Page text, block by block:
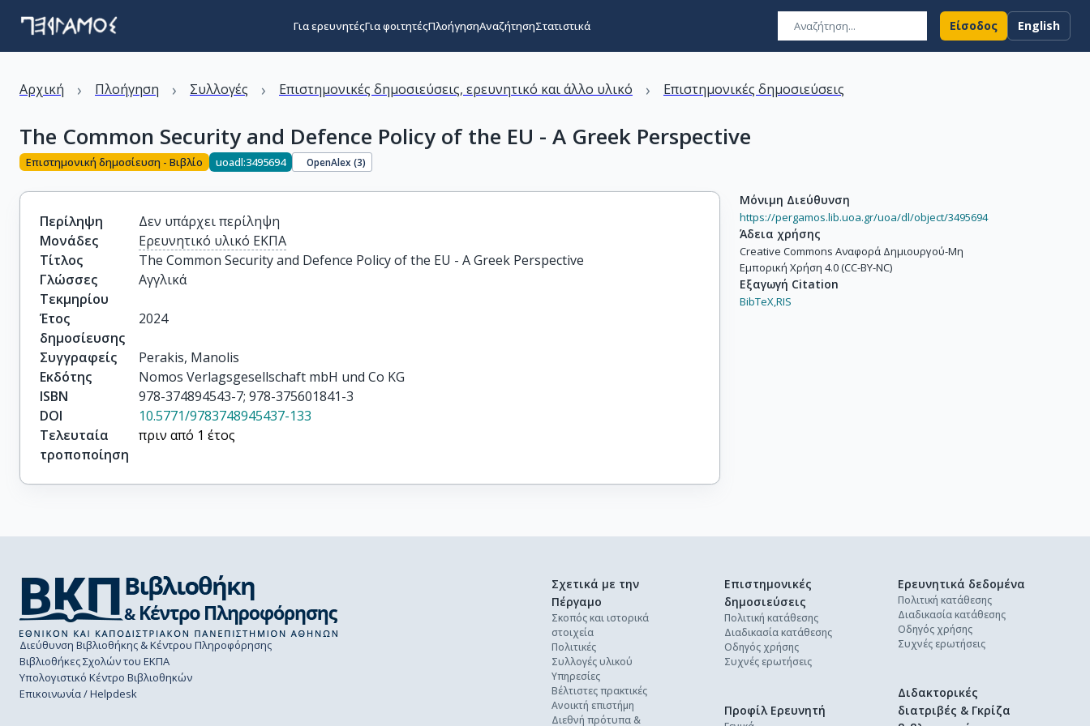
Για ερευνητέςΓια φοιτητέςΠλοήγησηΑναζήτησηΣτατιστικά Είσοδος English
Αρχική › Πλοήγηση › Συλλογές › Επιστημονικές δημοσιεύσεις, ερευνητικό και άλλο υλικό › Επιστημονικές δημοσιεύσεις
The Common Security and Defence Policy of the EU - A Greek Perspective
Επιστημονική δημοσίευση - Βιβλίο uoadl:3495694 OpenAlex (3)
Περίληψη
Δεν υπάρχει περίληψη
Μονάδες
Ερευνητικό υλικό ΕΚΠΑ
Τίτλος
The Common Security and Defence Policy of the EU - A Greek Perspective
Γλώσσες
Τεκμηρίου
Αγγλικά
Έτος
δημοσίευσης
2024
Συγγραφείς
Perakis, Manolis
Εκδότης
Nomos Verlagsgesellschaft mbH und Co KG
ISBN
978-374894543-7; 978-375601841-3
DOI
10.5771/9783748945437-133
Τελευταία
τροποποίηση
πριν από 1 έτος
Μόνιμη Διεύθυνση
https://pergamos.lib.uoa.gr/uoa/dl/object/3495694
Άδεια χρήσης
Creative Commons Αναφορά Δημιουργού-Μη
Εμπορική Χρήση 4.0 (CC-BY-NC)
Εξαγωγή Citation
BibTeX,RIS
Διεύθυνση Βιβλιοθήκης & Κέντρου Πληροφόρησης
Βιβλιοθήκες Σχολών του ΕΚΠΑ
Υπολογιστικό Κέντρο Βιβλιοθηκών
Επικοινωνία / Helpdesk
Σχετικά με την
Πέργαμο
Σκοπός και ιστορικά
στοιχεία
Πολιτικές
Συλλογές υλικού
Υπηρεσίες
Βέλτιστες πρακτικές
Ανοικτή επιστήμη
Διεθνή πρότυπα &
Επιστημονικές
δημοσιεύσεις
Πολιτική κατάθεσης
Διαδικασία κατάθεσης
Οδηγός χρήσης
Συχνές ερωτήσεις
Ερευνητικά δεδομένα
Πολιτική κατάθεσης
Διαδικασία κατάθεσης
Οδηγός χρήσης
Συχνές ερωτήσεις
Διδακτορικές
διατριβές & Γκρίζα
Προφίλ Ερευνητή